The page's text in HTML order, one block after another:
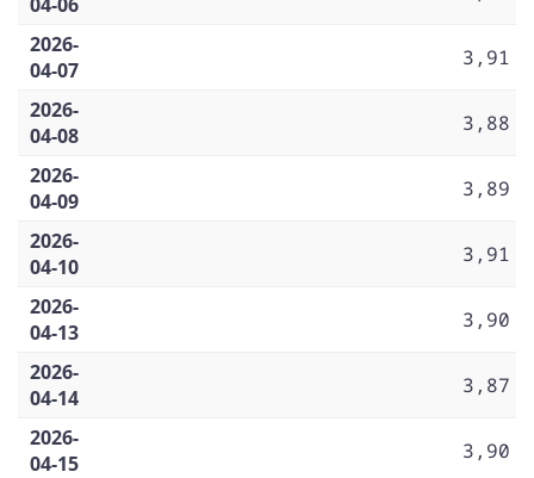
2026-
04-07
3,91
2026-
04-08
3,88
2026-
04-09
3,89
2026-
04-10
3,91
2026-
04-13
3,90
2026-
04-14
3,87
2026-
04-15
3,90